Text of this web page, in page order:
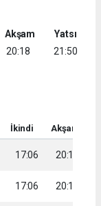
Akşam
20:18
Yatsı
21:50
İkindi Akşam
17:06 20:18
17:06 20:17